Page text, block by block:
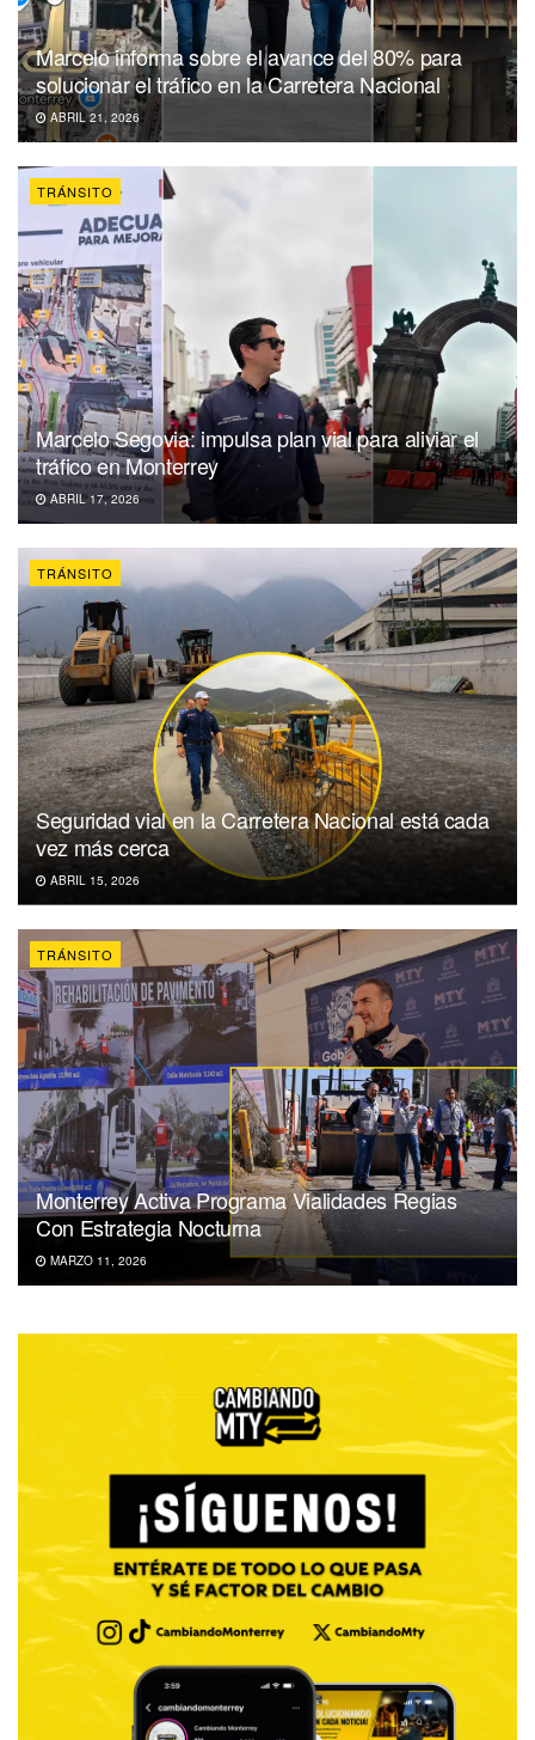
Marcelo informa sobre el avance del 80% para
solucionar el tráfico en la Carretera Nacional
ABRIL 21, 2026
TRÁNSITO
Marcelo Segovia: impulsa plan vial para aliviar el
tráfico en Monterrey
ABRIL 17, 2026
TRÁNSITO
Seguridad vial en la Carretera Nacional está cada
vez más cerca
ABRIL 15, 2026
TRÁNSITO
Monterrey Activa Programa Vialidades Regias
Con Estrategia Nocturna
MARZO 11, 2026